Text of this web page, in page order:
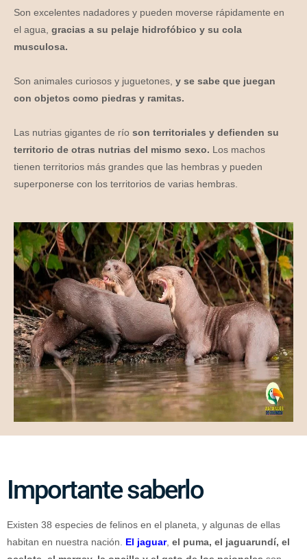
Son excelentes nadadores y pueden moverse rápidamente en
el agua, gracias a su pelaje hidrofóbico y su cola
musculosa.
Son animales curiosos y juguetones, y se sabe que juegan
con objetos como piedras y ramitas.
Las nutrias gigantes de río son territoriales y defienden su
territorio de otras nutrias del mismo sexo. Los machos
tienen territorios más grandes que las hembras y pueden
superponerse con los territorios de varias hembras.
Importante saberlo
Existen 38 especies de felinos en el planeta y algunas de ellas
habitan en nuestra nación El jaguar, el puma, el jaguarundí, el